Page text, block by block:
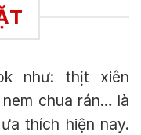
như: thịt xiên
chua rán… là
thích hiện nay.